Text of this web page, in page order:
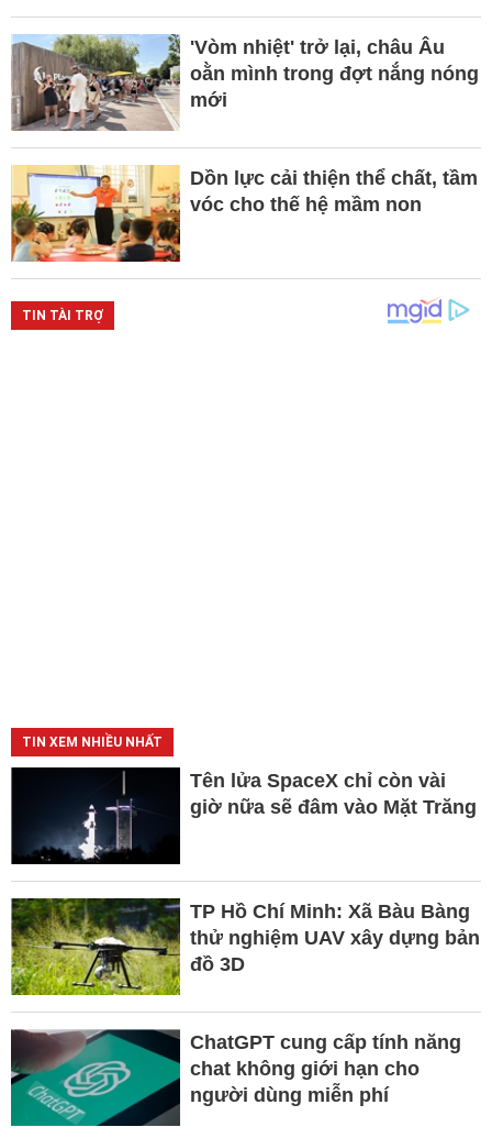
'Vòm nhiệt' trở lại, châu Âu
oằn mình trong đợt nắng nóng
mới
Dồn lực cải thiện thể chất, tầm
vóc cho thế hệ mầm non
TIN XEM NHIỀU NHẤT
Tên lửa SpaceX chỉ còn vài
giờ nữa sẽ đâm vào Mặt Trăng
TP Hồ Chí Minh: Xã Bàu Bàng
thử nghiệm UAV xây dựng bản
đồ 3D
ChatGPT cung cấp tính năng
chat không giới hạn cho
người dùng miễn phí